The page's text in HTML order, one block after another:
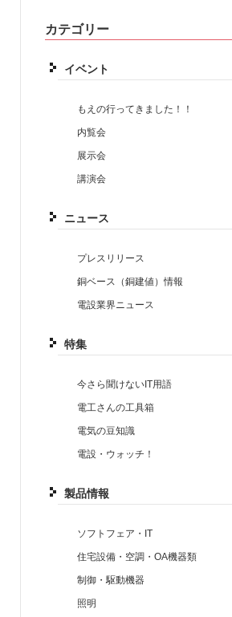
カテゴリー
イベント
もえの行ってきました！！
内覧会
展示会
講演会
ニュース
プレスリリース
銅ベース（銅建値）情報
電設業界ニュース
特集
今さら聞けないIT用語
電工さんの工具箱
電気の豆知識
電設・ウォッチ！
製品情報
ソフトフェア・IT
住宅設備・空調・OA機器類
制御・駆動機器
照明